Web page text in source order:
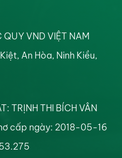
QUY VND VIỆT NAM
An Hòa, Ninh Kiều,
TRỊNH THI BÍCH VÂN
cấp ngày: 2018-05-16